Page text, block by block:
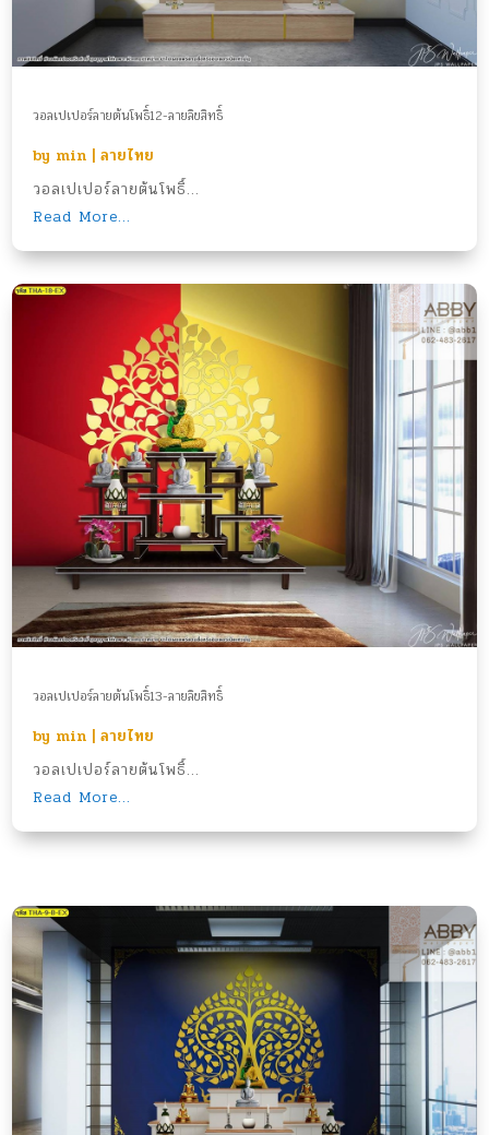
วอลเปเปอร์ลายต้นโพธิ์12-ลายลิขสิทธิ์
by min |ลายไทย
วอลเปเปอร์ลายต้นโพธิ์...
Read More...
วอลเปเปอร์ลายต้นโพธิ์13-ลายลิขสิทธิ์
by min |ลายไทย
วอลเปเปอร์ลายต้นโพธิ์...
Read More...